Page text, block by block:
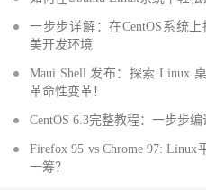
一步步详解：在CentOS系统上
美开发环境
Maui Shell 发布：探索 Linux
革命性变革！
CentOS 6.3完整教程：一步步
Firefox 95 vs Chrome 97:
一筹？